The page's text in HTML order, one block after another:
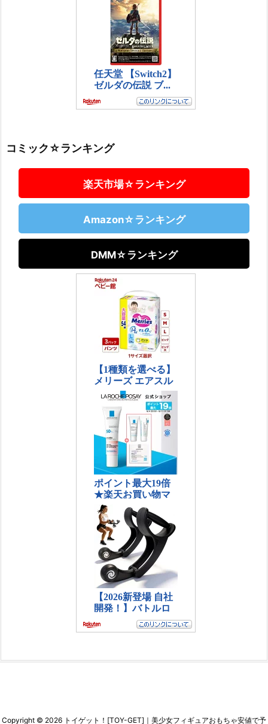
コミック☆ランキング
楽天市場☆ランキング
Amazon☆ランキング
DMM☆ランキング
Copyright © 2026 トイゲット！[TOY-GET]｜美少女フィギュアおもちゃ安値で予